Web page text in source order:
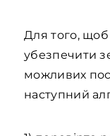
Для того, щоб
убезпечити
можливих
наступний